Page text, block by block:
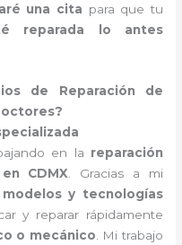
una cita para que tu
reparada lo antes
de Reparación de
en la reparación
CDMX . Gracias a mi
modelos y tecnologías
y reparar rápidamente
o mecánico . Mi trabajo